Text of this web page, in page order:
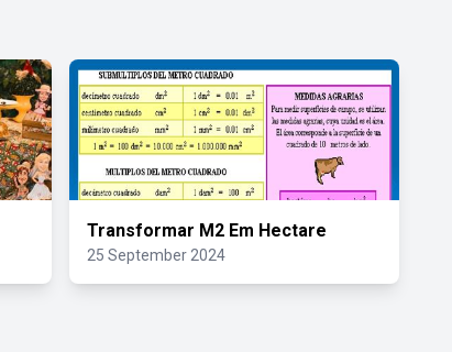
Transformar M2 Em Hectare
25 September 2024